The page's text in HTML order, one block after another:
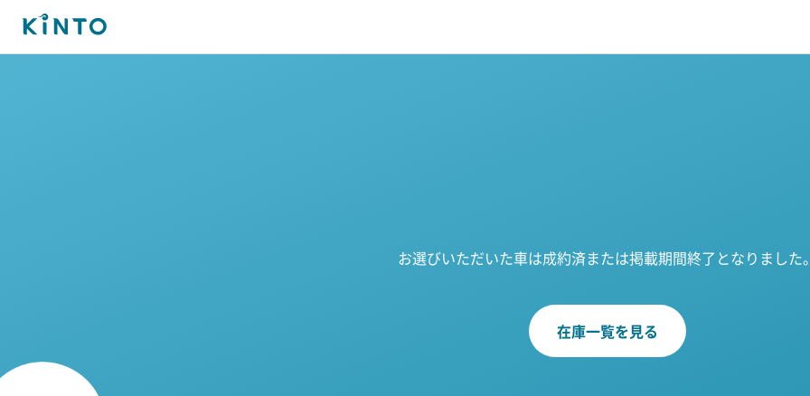
お選びいただいた車は成約済または掲載期間終了となりました
在庫一覧を見る